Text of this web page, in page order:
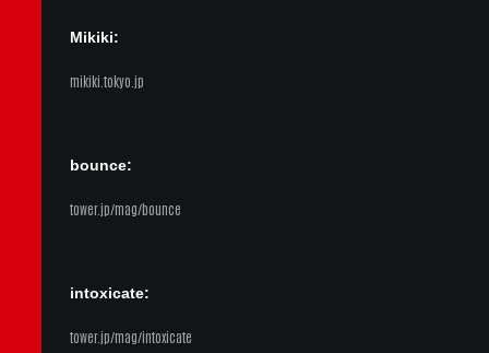
Mikiki:
mikiki.tokyo.jp
bounce:
tower.jp/mag/bounce
intoxicate:
tower.jp/mag/intoxicate